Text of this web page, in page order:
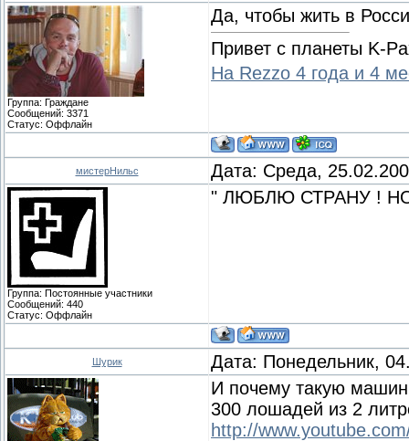
Группа: Граждане
Сообщений: 3371
Статус: Оффлайн
Да, чтобы жить в
Привет с планеты K-
На Rezzo 4 года и 4
мистерНильс Дата: Среда,
Группа: Постоянные участники
Сообщений: 440
Статус: Оффлайн
" ЛЮБЛЮ СТРАНУ !
Шурик Дата: Понедельник,
И почему такую
300 лошадей из 2
http://